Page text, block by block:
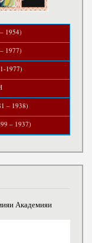
1954)
1977)
1977)
– 1938)
– 1937)
Академияи